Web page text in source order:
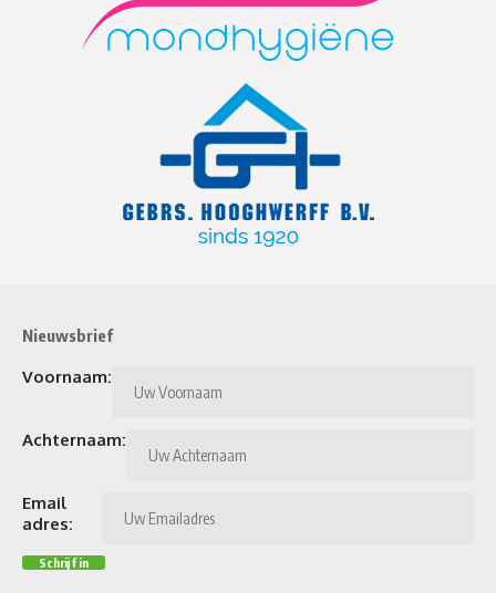
Nieuwsbrief
Voornaam:
Achternaam:
Email
adres: